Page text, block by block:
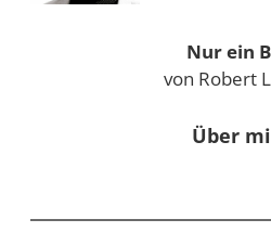
Nur ein
von Robert
Über